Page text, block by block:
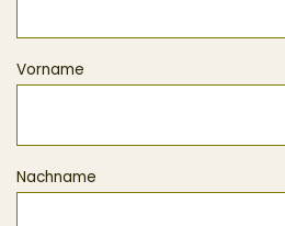
Vorname
Nachname